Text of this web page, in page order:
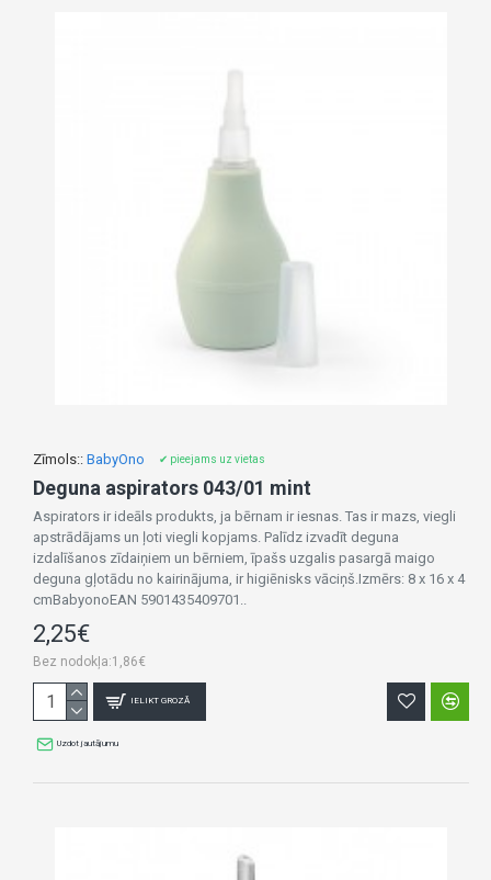
Zīmols:: BabyOno ✔ pieejams uz vietas
Deguna aspirators 043/01 mint
Aspirators ir ideāls produkts, ja bērnam ir iesnas. Tas ir mazs, viegli
apstrādājams un ļoti viegli kopjams. Palīdz izvadīt deguna
izdalīšanos zīdaiņiem un bērniem, īpašs uzgalis pasargā maigo
deguna gļotādu no kairinājuma, ir higiēnisks vāciņš.Izmērs: 8 x 16 x 4
cmBabyonoEAN 5901435409701..
2,25€
Bez nodokļa:1,86€
IELIKT GROZĀ
Uzdot jautājumu